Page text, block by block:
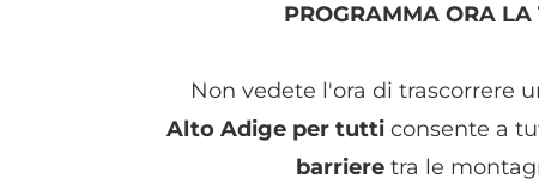
PROGRAMMA ORA
Non vedete l'ora di trascorrere
Alto Adige per tutti consente a
barrieretra le